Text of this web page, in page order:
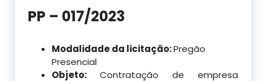
PP – 017/2023
Modalidade da licitação:Pregão
Presencial
Objeto: Contratação de empresa